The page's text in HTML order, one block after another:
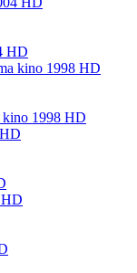
HD
kino 1998 HD